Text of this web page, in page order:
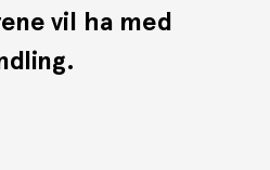
vil ha med